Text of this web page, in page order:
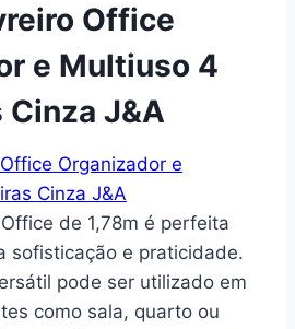
Office
e Multiuso 4
J&A
de 1,78m é perfeita
sofisticação e praticidade.
pode ser utilizado em
como sala, quarto ou